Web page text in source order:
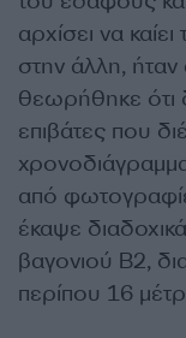
αρχίσει να
στην άλλη, ήταν
θεωρήθηκε ότι
επιβάτες που
από
έκαψε
βαγονιού Β2,
περίπου 16